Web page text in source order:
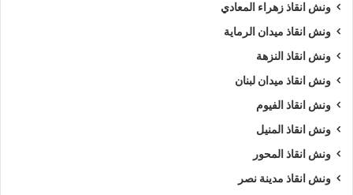
ونش انقاذ زهراء المعادي
ونش انقاذ ميدان الرماية
ونش انقاذ النزهة
ونش انقاذ ميدان لبنان
ونش انقاذ الفيوم
ونش انقاذ المنيل
ونش انقاذ المحور
ونش انقاذ مدينة نصر